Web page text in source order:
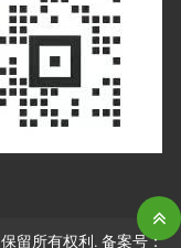
保留所有权利. 备案号：